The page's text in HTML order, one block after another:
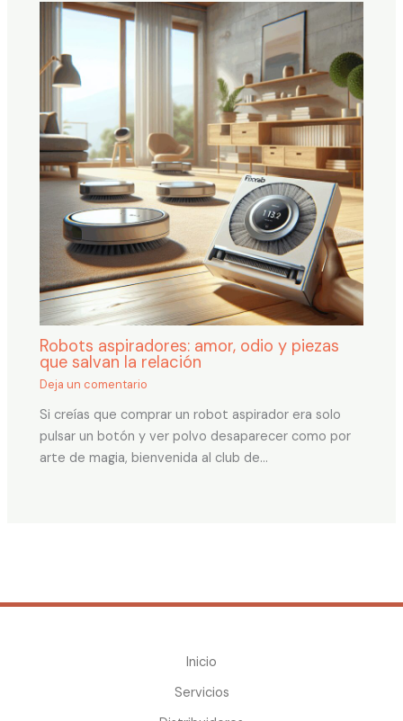
Robots aspiradores: amor, odio y piezas
que salvan la relación
Deja un comentario
Si creías que comprar un robot aspirador era solo
pulsar un botón y ver polvo desaparecer como por
arte de magia, bienvenida al club de…
Inicio
Servicios